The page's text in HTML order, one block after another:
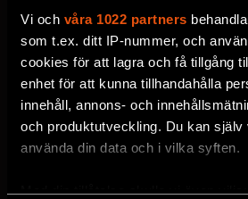
Vi och våra 1022 partners
som t.ex. ditt IP-nummer, och
cookies för att lagra och få tillgång
enhet för att kunna tillhandahålla
innehåll, annons- och
och produktutveckling. Du kan
använda din data och i vilka syften.
Med din tillåtelse skulle vi även vilja:
MISSA ALDRIG EN NYHET
Prenumerera
nyhetsbrev här!
Välj utskick, ange mejladress